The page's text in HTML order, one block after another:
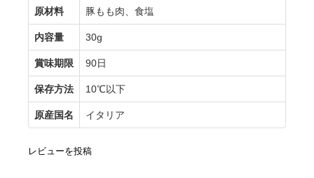
原材料 豚もも肉、食塩
内容量 30g
賞味期限 90日
保存方法 10℃以下
原産国名 イタリア
レビューを投稿